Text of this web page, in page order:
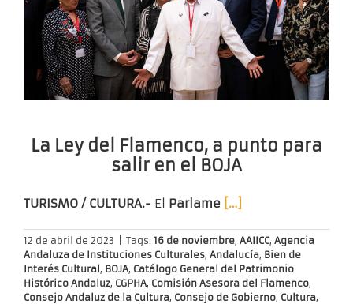
La Ley del Flamenco, a punto para
salir en el BOJA
TURISMO / CULTURA.- El Parlame […]
12 de abril de 2023 Tags: 16 de noviembre, AAIICC, Agencia
Andaluza de Instituciones Culturales, Andalucía, Bien de
Interés Cultural , BOJA, Catálogo General del Patrimonio
Histórico Andaluz, CGPHA, Comisión Asesora del Flamenco,
Consejo Andaluz de la Cultura, Consejo de Gobierno, Cultura,